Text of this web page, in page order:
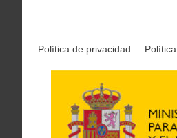
Política de privacidad